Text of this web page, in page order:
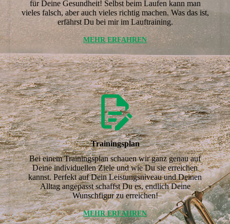
für Deine Gesundheit! Selbst beim Laufen kann man
vieles falsch, aber auch vieles richtig machen. Was das ist,
erfährst Du bei mir im Lauftraining.
MEHR ERFAHREN
Trainingsplan
Bei einem Trainingsplan schauen wir ganz genau auf
Deine individuellen Ziele und wie Du sie erreichen
kannst. Perfekt auf Dein Leistungsniveau und Deinen
Alltag angepasst schaffst Du es, endlich Deine
Wunschfigur zu erreichen!
MEHR ERFAHREN